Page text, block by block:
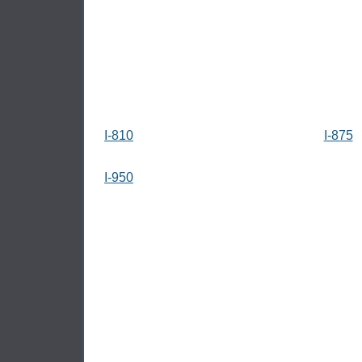
I-810 I-875
I-950